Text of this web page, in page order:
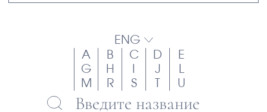
ENG
A
B C D
E
G
H J
M
R S U